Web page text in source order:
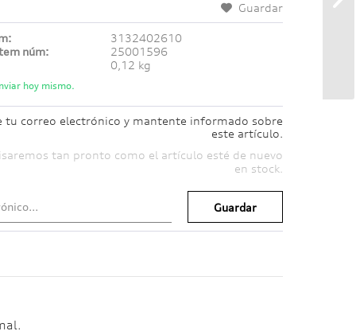
Guardar
3132402610
núm:
25001596
0,12 kg
hoy mismo.
tu correo electrónico y mantente informado sobre
este artículo.
tan pronto como el artículo esté de nuevo
en stock.
Guardar